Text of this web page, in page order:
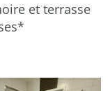
et terrasse